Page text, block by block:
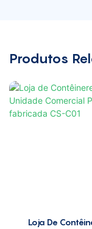
Produtos
Loja De